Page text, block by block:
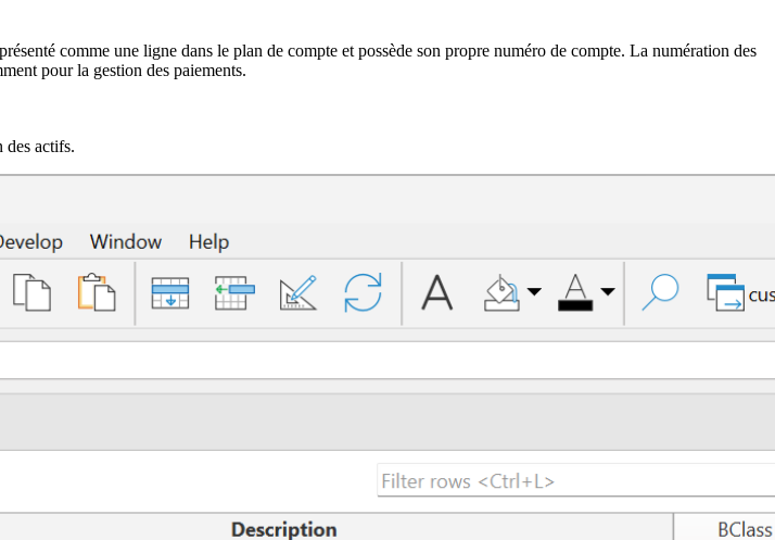
comme une ligne dans le plan de compte et possède son propre numéro de compte. La numération des
pour la gestion des paiements.
des actifs.